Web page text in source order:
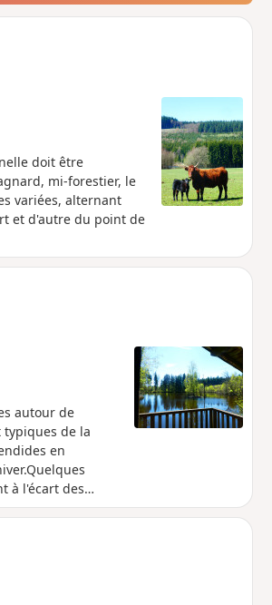
doit être
mi-forestier, le
variées, alternant
et d'autre du point de
autour de
typiques de la
en
à l'écart des
croisé qu'une
le parcours.